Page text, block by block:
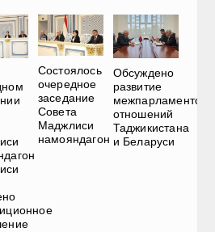
Состоялось
очередное
заседание
Совета
Маджлиси
намояндагон
Обсуждено
развитие
отношений
Таджикистана
и Беларуси